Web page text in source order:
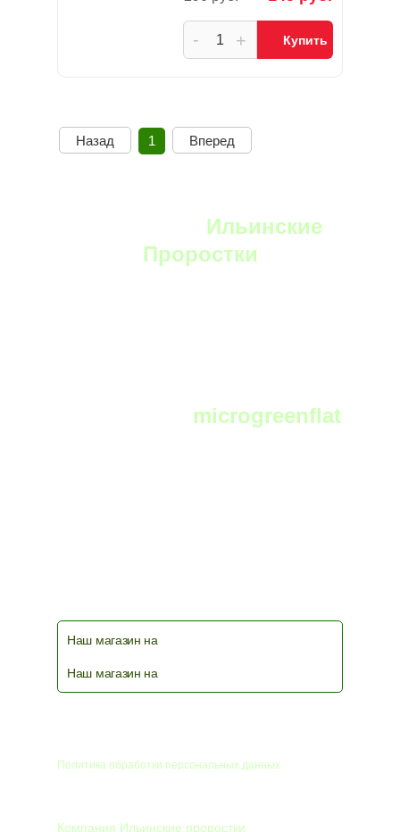
+
- Купить
Назад 1 Вперед
Ильинские
Проростки
microgreenflat
Наш магазин на
Наш магазин на
Политика обработки персональных данных
Компания Ильинские проростки